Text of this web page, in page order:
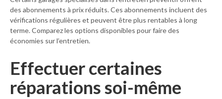
des abonnements à prix réduits. Ces abonnements incluent des
vérifications régulières et peuvent être plus rentables à long
terme. Comparez les options disponibles pour faire des
économies sur l’entretien.
Effectuer certaines
réparations soi-même